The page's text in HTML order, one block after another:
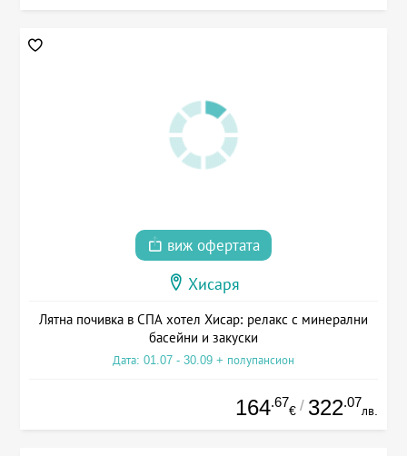
виж офертата
Хисаря
Лятна почивка в СПА хотел Хисар: релакс с минерални
басейни и закуски
Дата: 01.07 - 30.09 + полупансион
164.67
€ / 322.07
лв.